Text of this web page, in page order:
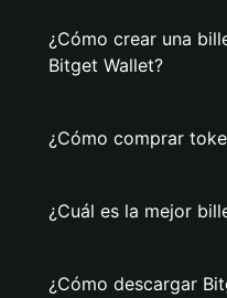
¿Cómo crear una
Bitget Wallet?
¿Cómo comprar
¿Cuál es la mejor
¿Cómo descargar